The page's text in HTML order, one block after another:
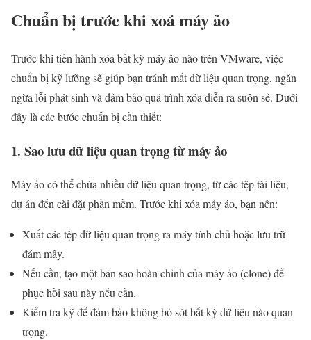
Chuẩn bị trước khi xoá máy ảo
Trước khi tiến hành xóa bất kỳ máy ảo nào trên VMware, việc
chuẩn bị kỹ lưỡng sẽ giúp bạn tránh mất dữ liệu quan trọng, ngăn
ngừa lỗi phát sinh và đảm bảo quá trình xóa diễn ra suôn sẻ. Dưới
đây là các bước chuẩn bị cần thiết:
1. Sao lưu dữ liệu quan trọng từ máy ảo
Máy ảo có thể chứa nhiều dữ liệu quan trọng, từ các tệp tài liệu,
dự án đến cài đặt phần mềm. Trước khi xóa máy ảo, bạn nên:
Xuất các tệp dữ liệu quan trọng ra máy tính chủ hoặc lưu trữ
đám mây.
Nếu cần, tạo một bản sao hoàn chỉnh của máy ảo (clone) để
phục hồi sau này nếu cần.
Kiểm tra kỹ để đảm bảo không bỏ sót bất kỳ dữ liệu nào quan
trọng.